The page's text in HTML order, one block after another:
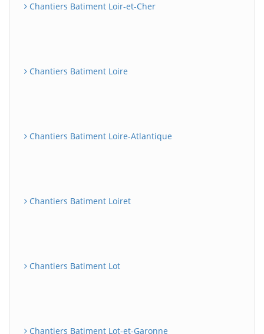
Chantiers Batiment Loir-et-Cher
Chantiers Batiment Loire
Chantiers Batiment Loire-Atlantique
Chantiers Batiment Loiret
Chantiers Batiment Lot
Chantiers Batiment Lot-et-Garonne